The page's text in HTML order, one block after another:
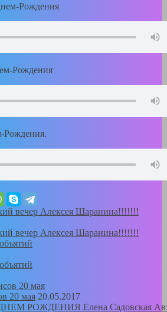
Рождения
Рождения
Рождения.
вечер Алексея Шаранина!!!!!!!
вечер Алексея Шаранина!!!!!!!
20 мая 20.05.2017